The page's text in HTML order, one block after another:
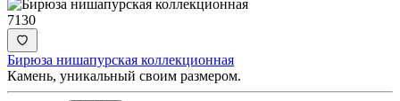
7130
Бирюза нишапурская коллекционная
Камень, уникальный своим размером.